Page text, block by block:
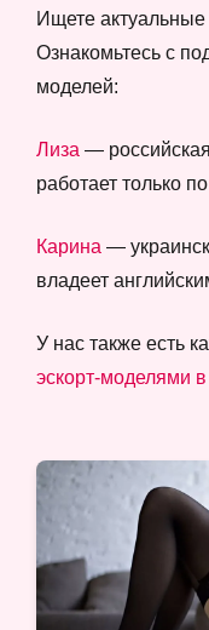
Ищете
Ознакомьтесь с
моделей:
Лиза —
работает только
Карина —
владеет
У нас также есть
эскорт-моделями